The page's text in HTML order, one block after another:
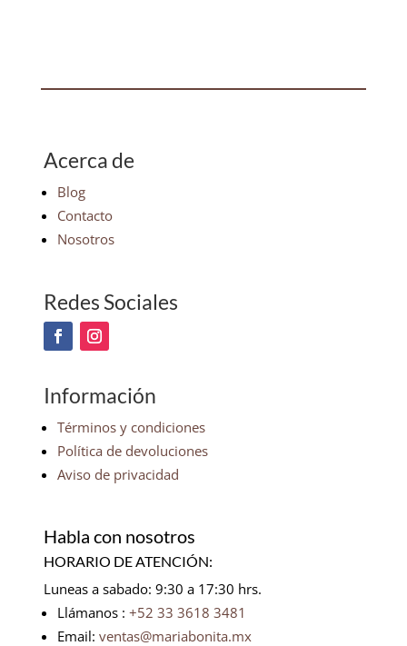
Acerca de
Blog
Contacto
Nosotros
Redes Sociales
Información
Términos y condiciones
Política de devoluciones
Aviso de privacidad
Habla con nosotros
HORARIO DE ATENCIÓN:
Luneas a sabado: 9:30 a 17:30 hrs.
Llámanos : +52 33 3618 3481
Email: ventas@mariabonita.mx